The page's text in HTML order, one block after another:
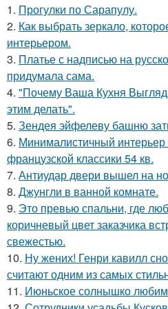
1. Прогулки по Сарапулу.
2. Как выбрать зеркало,
интерьером.
3. Платье с надписью на
придумала сама.
4. "Почему Ваша Кухня
этим делать".
5. Зендея эйфелеву башню
6. Минималистичный
французской классики 54 кв.
7. Антиудар двери вышел на
8. Джунгли в ванной комнате.
9. Это превью спальни, где
коричневый цвет заказчика
свежестью.
10. Ну жених! Генри кавилл
считают одним из самых
11. Июньское солнышко